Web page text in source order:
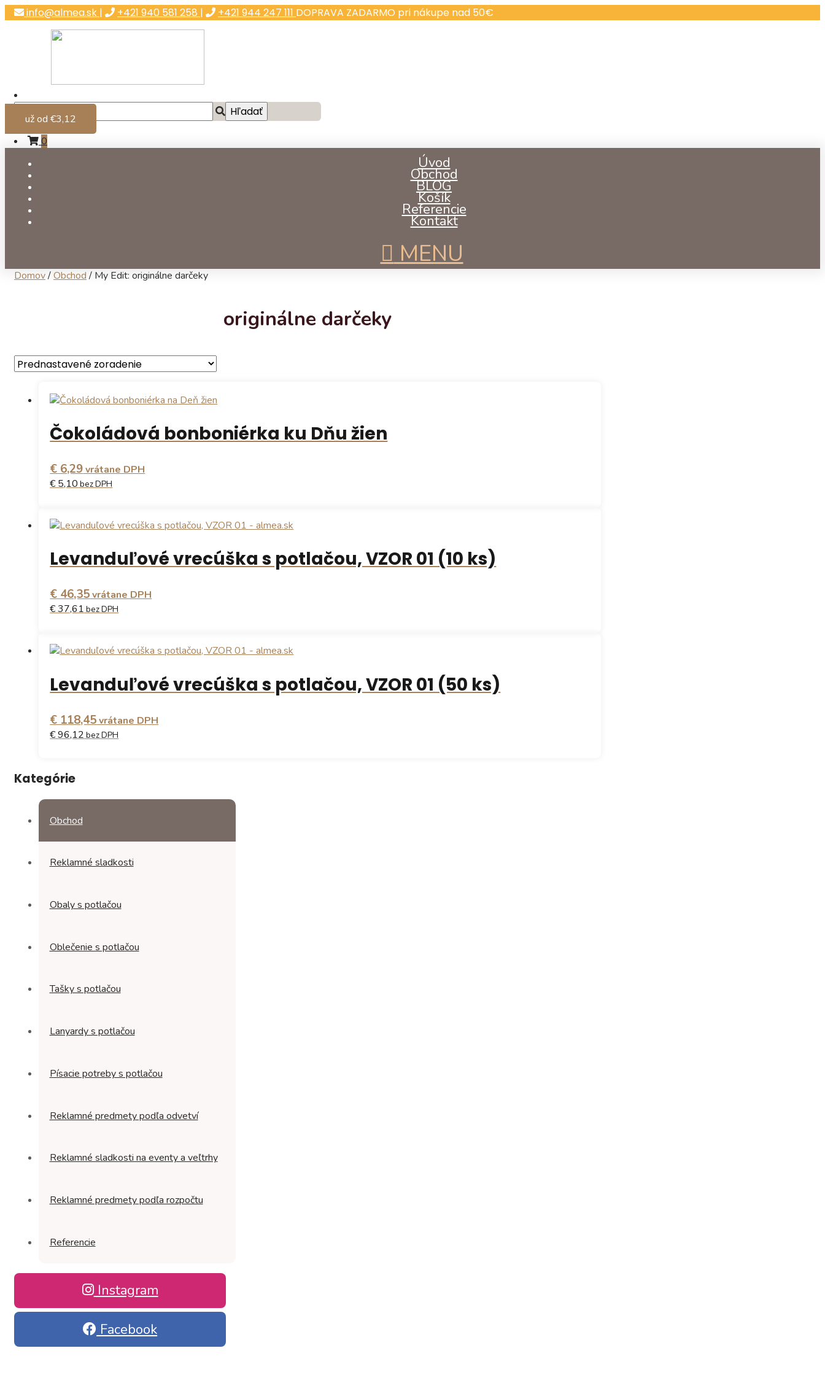
info@almea.sk | +421 940 581 258 | +421 944 247 111 DOPRAVA ZADARMO pri nákupe nad 50€
Môj účet
0
Úvod
Obchod
BLOG
Košík
Referencie
Kontakt
MENU
Domov/Obchod / My Edit: originálne darčeky
originálne darčeky
Čokoládová bonboniérka ku Dňu žien
€ 6,29vrátane DPH
€ 5,10 bez DPH
už od €3,12
produkt
viacero
variantov.
môžete
stránke
Levanduľové vrecúška s potlačou, VZOR 01 (10 ks)
€ 46,35vrátane DPH
€ 37,61bez DPH
Levanduľové vrecúška s potlačou, VZOR 01 (50 ks)
€ 118,45vrátane DPH
€ 96,12 bez DPH
Kategórie
Obchod
Reklamné sladkosti
Obaly s potlačou
Oblečenie s potlačou
Tašky s potlačou
Lanyardy s potlačou
Písacie potreby s potlačou
Reklamné predmety podľa odvetví
Reklamné sladkosti na eventy a veľtrhy
Reklamné predmety podľa rozpočtu
Referencie
Instagram
Facebook